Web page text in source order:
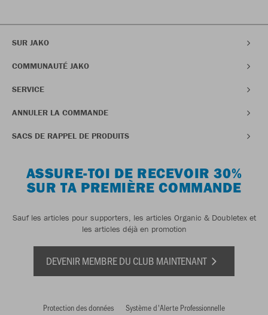
SUR JAKO
COMMUNAUTÉ JAKO
SERVICE
ANNULER LA COMMANDE
SACS DE RAPPEL DE PRODUITS
ASSURE-TOI DE RECEVOIR 30%
SUR TA PREMIÈRE COMMANDE
Sauf les articles pour supporters, les articles Organic & Doubletex et
les articles déjà en promotion
DEVENIR MEMBRE DU CLUB MAINTENANT
Protection des données Système d'Alerte Professionnelle